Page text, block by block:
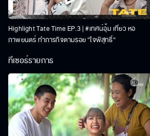
Highlight Tate Time EP.3 | #เทศน์อุ้ม เที่ยว หอ
ภาพยนตร์ ทำภารกิจตามรอย “ใจพิสุทธิ์“
ทีเซอร์รายการ